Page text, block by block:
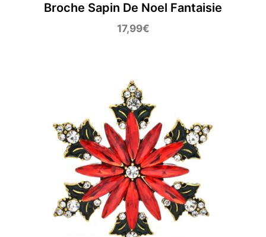
Broche Sapin De Noel Fantaisie
17,99€